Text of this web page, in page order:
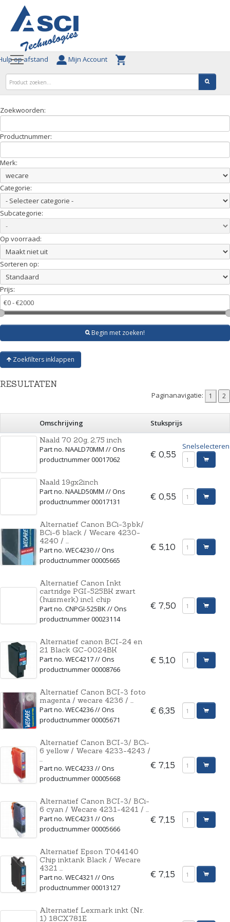
op afstand Mijn Account
Zoekwoorden:
Productnummer:
Merk:
Categorie:
Subcategorie:
Op voorraad:
Sorteren op:
Prijs:
Begin met zoeken!
Zoekfilters inklappen
RESULTATEN
Paginanavigatie:
Omschrijving
Stuksprijs
Naald 70 20g, 2,75 inch
Part no. NAALD70MM // Ons
productnummer 00017062
€ 0,55
Snelselecteren
Naald 19gx2inch
Part no. NAALD50MM // Ons
productnummer 00017131
€ 0,55
Alternatief Canon BCi-3pbk/
BCi-6 black / Wecare 4230-
4240 / ...
Part no. WEC4230 // Ons
productnummer 00005665
€ 5,10
Alternatief Canon Inkt
cartridge PGI-525BK zwart
(huismerk) incl. chip
Part no. CNPGI-525BK // Ons
productnummer 00023114
€ 7,50
Alternatief canon BCI-24 en
21 Black GC-0024BK
Part no. WEC4217 // Ons
productnummer 00008766
€ 5,10
Alternatief Canon BCI-3 foto
magenta / wecare 4236 / ...
Part no. WEC4236 // Ons
productnummer 00005671
€ 6,35
Alternatief Canon BCI-3/ BCi-
6 yellow / Wecare 4233-4243 /
...
Part no. WEC4233 // Ons
productnummer 00005668
€ 7,15
Alternatief Canon BCI-3/ BCi-
6 cyan / Wecare 4231-4241 / ...
Part no. WEC4231 // Ons
productnummer 00005666
€ 7,15
Alternatief Epson T044140
Chip inktank Black / Wecare
4321 ...
Part no. WEC4321 // Ons
productnummer 00013127
€ 7,15
Alternatief Lexmark inkt (Nr.
1) 18CX781E